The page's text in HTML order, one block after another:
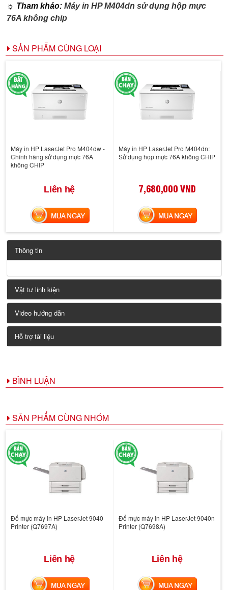
☼ Tham khảo: Máy in HP M404dn sử dụng hộp mực
76A không chip
SẢN PHẨM CÙNG LOẠI
Máy in HP LaserJet Pro M404dw -
Chính hãng sử dụng mực 76A
không CHIP
Liên hệ
MUA NGAY
Máy in HP LaserJet Pro M404dn:
Sử dụng hộp mực 76A không CHIP
7,680,000 VND
MUA NGAY
Thông tin
Vật tư linh kiện
Video hướng dẫn
Hỗ trợ tài liệu
BÌNH LUẬN
SẢN PHẨM CÙNG NHÓM
Đổ mực máy in HP LaserJet 9040
Printer (Q7697A)
Liên hệ
MUA NGAY
Đổ mực máy in HP LaserJet 9040n
Printer (Q7698A)
Liên hệ
MUA NGAY